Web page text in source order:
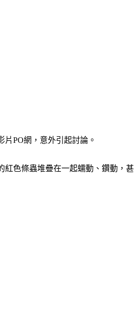
PO網，意外引起討論。
紅色條蟲堆疊在一起蠕動、鑽動，甚